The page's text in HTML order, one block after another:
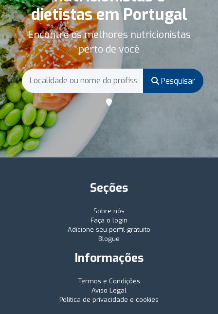
dietistas em Portugal
Encontre os melhores nutricionistas
perto de você
Pesquisar
Seções
Sobre nós
Faça o login
Adicione seu perfil gratuito
Blogue
Informações
Termos e Condições
Aviso Legal
Política de privacidade e cookies